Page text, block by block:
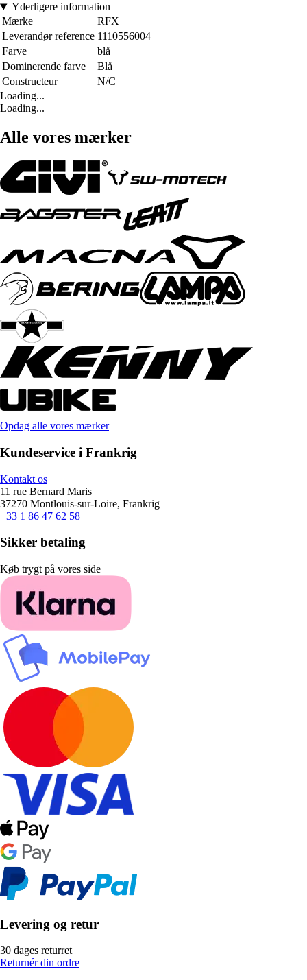
Yderligere information
Mærke
RFX
Leverandør reference 1110556004
Farve
blå
Dominerende farve
Blå
Constructeur
N/C
Loading...
Loading...
Alle vores mærker
Opdag alle vores mærker
Kundeservice i Frankrig
Kontakt os
11 rue Bernard Maris
37270 Montlouis-sur-Loire, Frankrig
+33 1 86 47 62 58
Sikker betaling
Køb trygt på vores side
Levering og retur
30 dages returret
Returnér din ordre